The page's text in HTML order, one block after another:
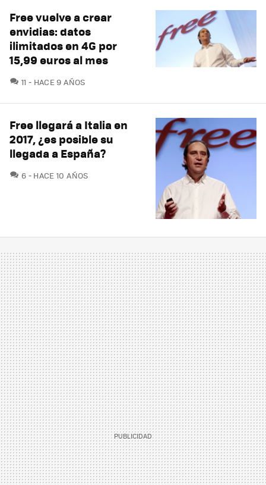
Free vuelve a crear
envidias: datos
ilimitados en 4G por
15,99 euros al mes
11 COMENTARIOS
HACE 9 AÑOS
Free llegará a Italia en
2017, ¿es posible su
llegada a España?
6 COMENTARIOS
HACE 10 AÑOS